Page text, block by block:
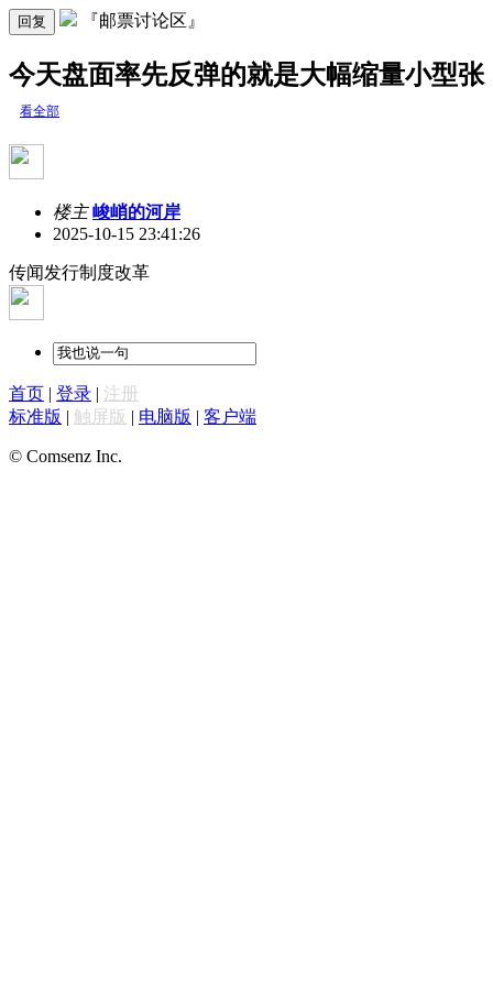
回复 『邮票讨论区』
今天盘面率先反弹的就是大幅缩量小型张
看全部
楼主 峻峭的河岸
2025-10-15 23:41:26
传闻发行制度改革
首页 | 登录 | 注册
标准版 | 触屏版 | 电脑版 | 客户端
© Comsenz Inc.